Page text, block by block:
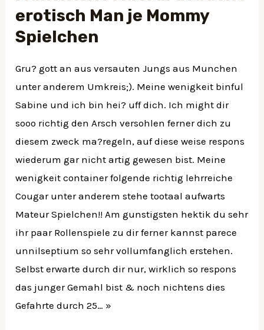
erotisch Man je Mommy
Spielchen
Gru? gott an aus versauten Jungs aus Munchen
unter anderem Umkreis;). Meine wenigkeit binful
Sabine und ich bin hei? uff dich. Ich might dir
sooo richtig den Arsch versohlen ferner dich zu
diesem zweck ma?regeln, auf diese weise respons
wiederum gar nicht artig gewesen bist. Meine
wenigkeit container folgende richtig lehrreiche
Cougar unter anderem stehe tootaal aufwarts
Mateur Spielchen!! Am gunstigsten hektik du sehr
ihr paar Rollenspiele zu dir ferner kannst parece
unnilseptium so sehr vollumfanglich erstehen.
Selbst erwarte durch dir nur, wirklich so respons
das junger Gemahl bist & noch nichtens dies
Gefahrte durch 25… »